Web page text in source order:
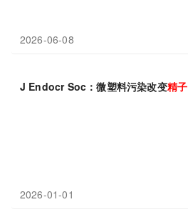
2026-06-08
J Endocr Soc：微塑料污染改变精子
2026-01-01